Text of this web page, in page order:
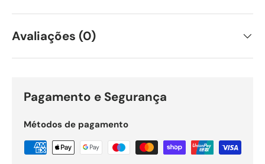
Avaliações (0)
Pagamento e Segurança
Métodos de pagamento